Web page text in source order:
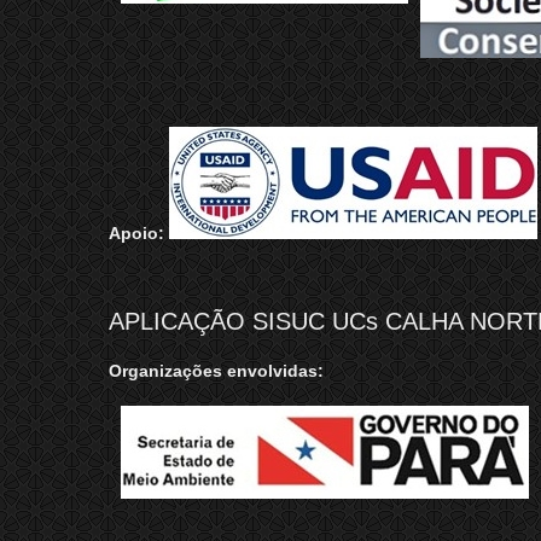
Apoio:
APLICAÇÃO SISUC UCs CALHA
Organizações envolvidas: